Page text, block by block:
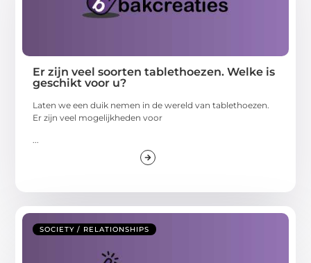
Er zijn veel soorten tablethoezen. Welke is
geschikt voor u?
Laten we een duik nemen in de wereld van tablethoezen.
Er zijn veel mogelijkheden voor
SOCIETY / RELATIONSHIPS